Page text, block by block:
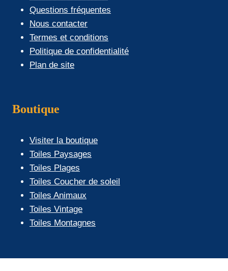
Questions fréquentes
Nous contacter
Termes et conditions
Politique de confidentialité
Plan de site
Boutique
Visiter la boutique
Toiles Paysages
Toiles Plages
Toiles Coucher de soleil
Toiles Animaux
Toiles Vintage
Toiles Montagnes